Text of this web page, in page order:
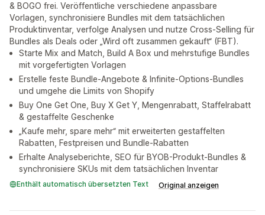
& BOGO frei. Veröffentliche verschiedene anpassbare
Vorlagen, synchronisiere Bundles mit dem tatsächlichen
Produktinventar, verfolge Analysen und nutze Cross-Selling für
Bundles als Deals oder „Wird oft zusammen gekauft“ (FBT).
Starte Mix and Match, Build A Box und mehrstufige Bundles
mit vorgefertigten Vorlagen
Erstelle feste Bundle-Angebote & Infinite-Options-Bundles
und umgehe die Limits von Shopify
Buy One Get One, Buy X Get Y, Mengenrabatt, Staffelrabatt
& gestaffelte Geschenke
„Kaufe mehr, spare mehr“ mit erweiterten gestaffelten
Rabatten, Festpreisen und Bundle-Rabatten
Erhalte Analyseberichte, SEO für BYOB-Produkt-Bundles &
synchronisiere SKUs mit dem tatsächlichen Inventar
Enthält automatisch übersetzten Text Original anzeigen